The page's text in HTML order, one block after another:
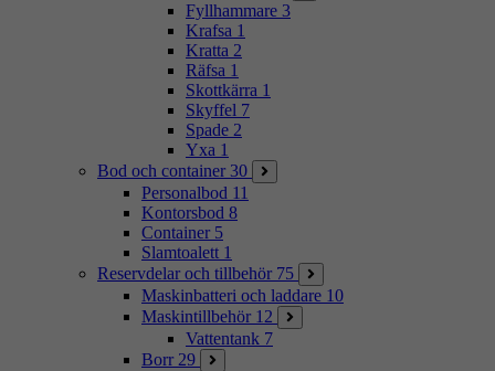
Fyllhammare 3
Krafsa 1
Kratta 2
Räfsa 1
Skottkärra 1
Skyffel 7
Spade 2
Yxa 1
Bod och container 30
Personalbod 11
Kontorsbod 8
Container 5
Slamtoalett 1
Reservdelar och tillbehör 75
Maskinbatteri och laddare 10
Maskintillbehör 12
Vattentank 7
Borr 29